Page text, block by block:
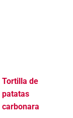
Tortilla de
patatas
carbonara